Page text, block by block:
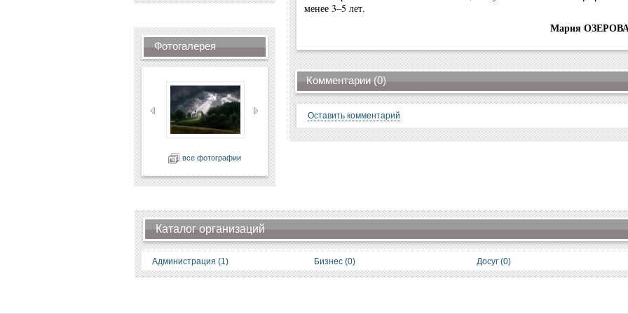
Фотогалерея
все фотографии
менее 3–5 лет.
Мария
Комментарии (0)
Оставить комментарий
Каталог организаций
Администрация (1) Бизнес (0) Досуг (0)